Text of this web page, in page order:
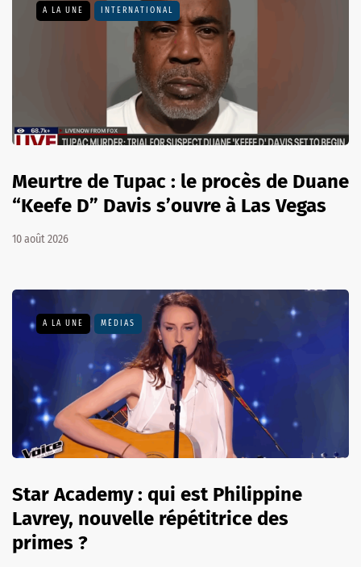
A LA UNE INTERNATIONAL
Meurtre de Tupac : le procès de Duane
“Keefe D” Davis s’ouvre à Las Vegas
10 août 2026
A LA UNE MÉDIAS
Star Academy : qui est Philippine
Lavrey, nouvelle répétitrice des
primes ?